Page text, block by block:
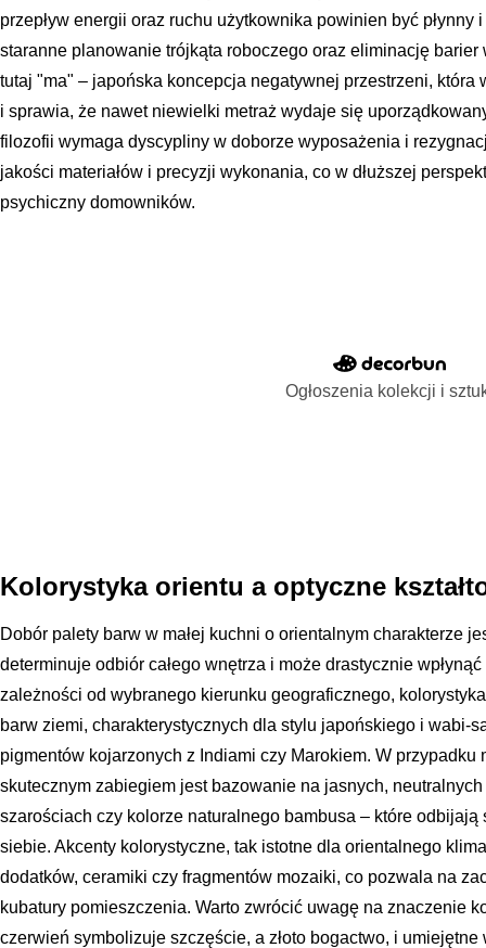
przepływ energii oraz ruchu użytkownika powinien być płynny
staranne planowanie trójkąta roboczego oraz eliminację
tutaj "ma" – japońska koncepcja negatywnej przestrzeni, która
i sprawia, że nawet niewielki metraż wydaje się
filozofii wymaga dyscypliny w doborze wyposażenia i
jakości materiałów i precyzji wykonania, co w dłuższej
psychiczny domowników.
Ogłoszenia kolekcji i
Kolorystyka orientu a optyczne
Dobór palety barw w małej kuchni o orientalnym charakterze
determinuje odbiór całego wnętrza i może drastycznie
zależności od wybranego kierunku geograficznego,
barw ziemi, charakterystycznych dla stylu japońskiego i wabi-
pigmentów kojarzonych z Indiami czy Marokiem. W przypadku
skutecznym zabiegiem jest bazowanie na jasnych,
szarościach czy kolorze naturalnego bambusa – które
siebie. Akcenty kolorystyczne, tak istotne dla orientalnego
dodatków, ceramiki czy fragmentów mozaiki, co pozwala na
kubatury pomieszczenia. Warto zwrócić uwagę na znaczenie
czerwień symbolizuje szczęście, a złoto bogactwo, i